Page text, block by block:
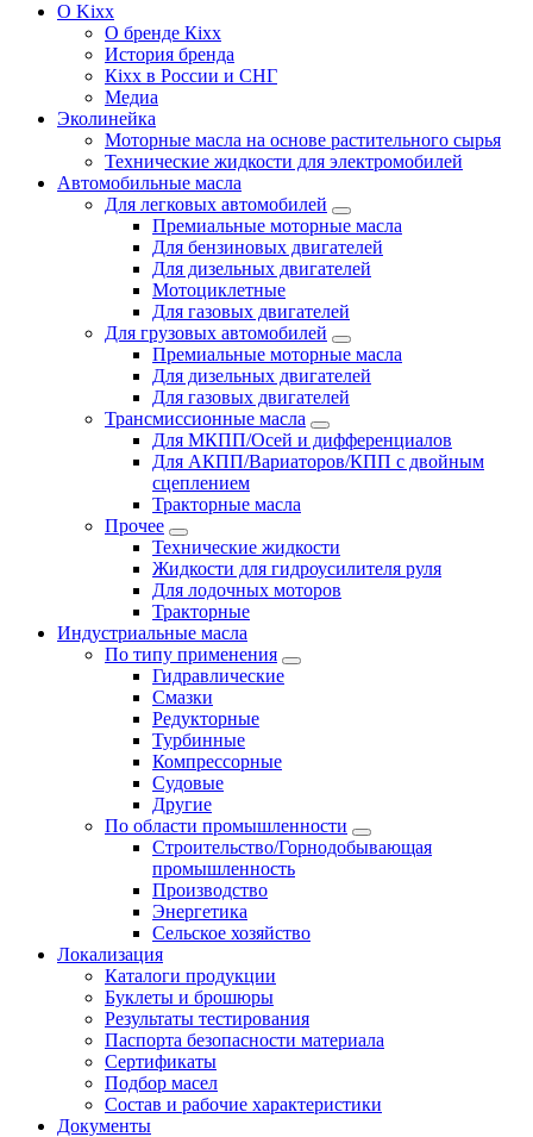
О Kixx
О бренде Кіхх
История бренда
Кіхx в России и СНГ
Медиа
Эколинейка
Моторные масла на основе растительного сырья
Технические жидкости для электромобилей
Автомобильные масла
Для легковых автомобилей
Премиальные моторные масла
Для бензиновых двигателей
Для дизельных двигателей
Мотоциклетные
Для газовых двигателей
Для грузовых автомобилей
Премиальные моторные масла
Для дизельных двигателей
Для газовых двигателей
Трансмиссионные масла
Для МКПП/Осей и дифференциалов
Для АКПП/Вариаторов/КПП с двойным
сцеплением
Тракторные масла
Прочее
Технические жидкости
Жидкости для гидроусилителя руля
Для лодочных моторов
Тракторные
Индустриальные масла
По типу применения
Гидравлические
Cмазки
Редукторные
Турбинные
Компрессорные
Судовые
Другие
По области промышленности
Строительство/Горнодобывающая
промышленность
Производство
Энергетика
Сельское хозяйство
Локализация
Каталоги продукции
Буклеты и брошюры
Результаты тестирования
Паспорта безопасности материала
Сертификаты
Подбор масел
Состав и рабочие характеристики
Документы